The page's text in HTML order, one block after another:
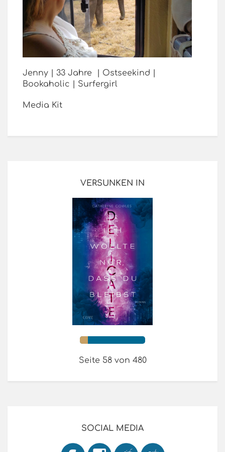
Jenny | 33 Jahre | Ostseekind |
Bookaholic | Surfergirl
Media Kit
VERSUNKEN IN
Seite 58 von 480
SOCIAL MEDIA